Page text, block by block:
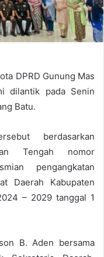
DPRD Gunung Mas
dilantik pada Senin
Batu.
berdasarkan
Tengah nomor
pengangkatan
Daerah Kabupaten
– 2029 tanggal 1
B. Aden bersama